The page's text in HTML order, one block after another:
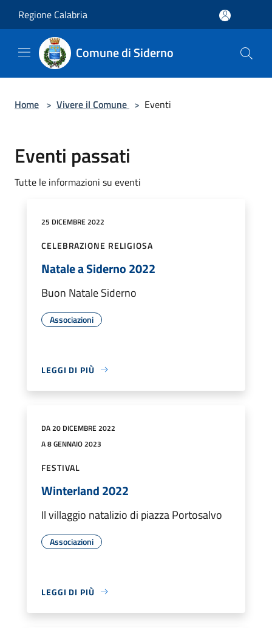
Regione Calabria
Comune di Siderno
Home > Vivere il Comune > Eventi
Eventi passati
Tutte le informazioni su eventi
25 DICEMBRE 2022
CELEBRAZIONE RELIGIOSA
Natale a Siderno 2022
Buon Natale Siderno
Associazioni
LEGGI DI PIÙ
DA 20 DICEMBRE 2022
A 8 GENNAIO 2023
FESTIVAL
Winterland 2022
Il villaggio natalizio di piazza Portosalvo
Associazioni
LEGGI DI PIÙ